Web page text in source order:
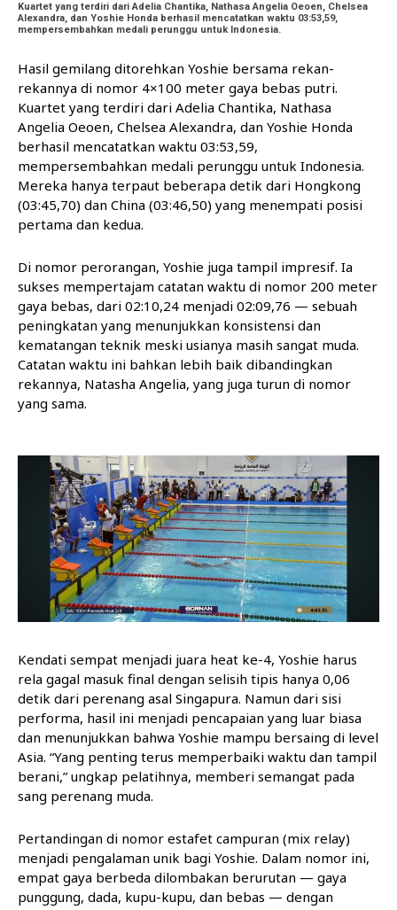
Kuartet yang terdiri dari Adelia Chantika, Nathasa Angelia Oeoen, Chelsea
Alexandra, dan Yoshie Honda berhasil mencatatkan waktu 03:53,59,
mempersembahkan medali perunggu untuk Indonesia.
Hasil gemilang ditorehkan Yoshie bersama rekan-
rekannya di nomor 4×100 meter gaya bebas putri.
Kuartet yang terdiri dari Adelia Chantika, Nathasa
Angelia Oeoen, Chelsea Alexandra, dan Yoshie Honda
berhasil mencatatkan waktu 03:53,59,
mempersembahkan medali perunggu untuk Indonesia.
Mereka hanya terpaut beberapa detik dari Hongkong
(03:45,70) dan China (03:46,50) yang menempati posisi
pertama dan kedua.
Di nomor perorangan, Yoshie juga tampil impresif. Ia
sukses mempertajam catatan waktu di nomor 200 meter
gaya bebas, dari 02:10,24 menjadi 02:09,76 — sebuah
peningkatan yang menunjukkan konsistensi dan
kematangan teknik meski usianya masih sangat muda.
Catatan waktu ini bahkan lebih baik dibandingkan
rekannya, Natasha Angelia, yang juga turun di nomor
yang sama.
Kendati sempat menjadi juara heat ke-4, Yoshie harus
rela gagal masuk final dengan selisih tipis hanya 0,06
detik dari perenang asal Singapura. Namun dari sisi
performa, hasil ini menjadi pencapaian yang luar biasa
dan menunjukkan bahwa Yoshie mampu bersaing di level
Asia. “Yang penting terus memperbaiki waktu dan tampil
berani,” ungkap pelatihnya, memberi semangat pada
sang perenang muda.
Pertandingan di nomor estafet campuran (mix relay)
menjadi pengalaman unik bagi Yoshie. Dalam nomor ini,
empat gaya berbeda dilombakan berurutan — gaya
punggung, dada, kupu-kupu, dan bebas — dengan